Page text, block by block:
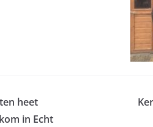
heet
in Echt